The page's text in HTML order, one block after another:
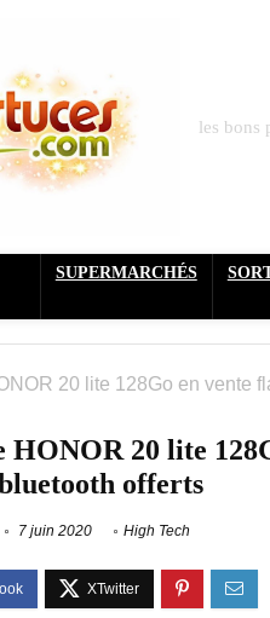
les bons
SUPERMARCHÉS
20 lite 128Go en vente
HONOR 20 lite
offerts
7 juin 2020 High Tech